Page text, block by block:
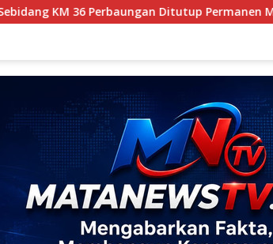
Ditutup Permanen Mulai 7 Agustus